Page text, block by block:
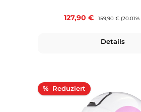
Verkaufspreis:
127,90 € Regulärer Preis:
159,90 €
Details
% Rabatt